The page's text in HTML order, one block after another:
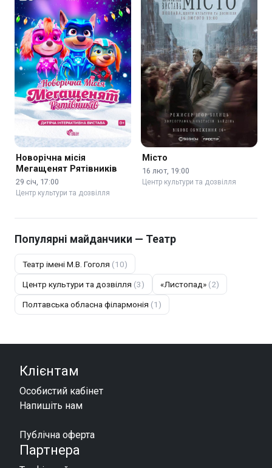
Новорічна місія
Мегащенят Рятівників
29 січ, 17:00
Центр культури та дозвілля
Місто
16 лют, 19:00
Центр культури та дозвілля
Популярні майданчики — Театр
Театр імені М.В. Гоголя (10)
Центр культури та дозвілля (3) «Листопад» (2)
Полтавська обласна філармонія (1)
Клієнтам
Особистий кабінет
Напишіть нам
Публічна оферта
Партнера